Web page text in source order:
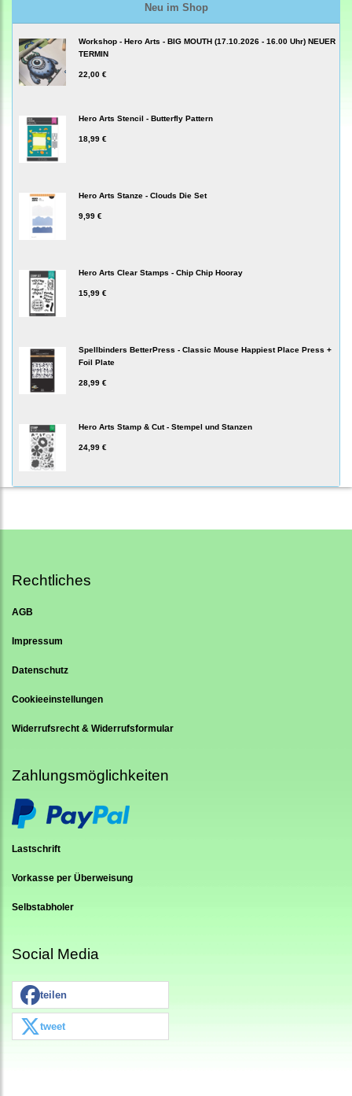
Neu im Shop
Workshop - Hero Arts - BIG MOUTH (17.10.2026 - 16.00 Uhr) NEUER
TERMIN
22,00 €
Hero Arts Stencil - Butterfly Pattern
18,99 €
Hero Arts Stanze - Clouds Die Set
9,99 €
Hero Arts Clear Stamps - Chip Chip Hooray
15,99 €
Spellbinders BetterPress - Classic Mouse Happiest Place Press +
Foil Plate
28,99 €
Hero Arts Stamp & Cut - Stempel und Stanzen
24,99 €
Rechtliches
AGB
Impressum
Datenschutz
Cookieeinstellungen
Widerrufsrecht & Widerrufsformular
Zahlungsmöglichkeiten
Lastschrift
Vorkasse per Überweisung
Selbstabholer
Social Media
teilen
tweet